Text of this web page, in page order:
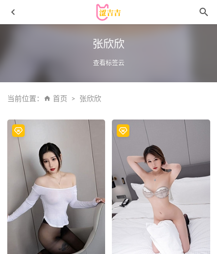
张欣欣
查看标签云
当前位置： 首页 张欣欣
[Xiuren秀人网]2024.08.15 NO.9021 陆萱萱[78+1P/816MB]
2024-12-02
潘娇娇 – 诱惑私房[91P-1.68GB]
2024-09-17
[微密圈]李音 – 性感吊带袜 [9P-19M] 2024-06-04
鱼子酱Fish – NO.247 青瓷 [120P-1.11GB] 2026-02-17
鱼子酱Fish – 神社巫女 [120P-1.54GB]
2023-07-12